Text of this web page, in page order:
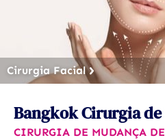
Cirurgia Facial
Bangkok Cirurgia de
CIRURGIA DE MUDANÇA